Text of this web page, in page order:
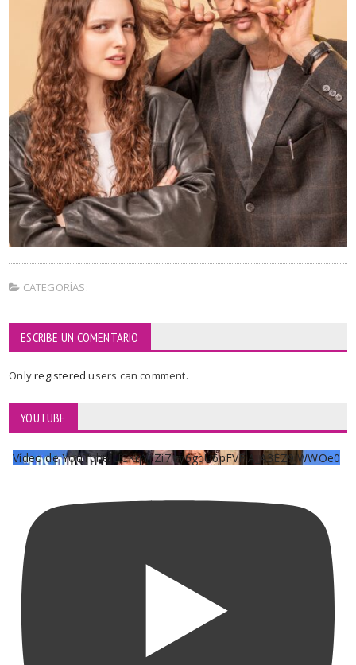
CATEGORÍAS:
ESCRIBE UN COMENTARIO
Onlyregisteredusers can comment.
YOUTUBE
Vídeo de YouTube UCKqYjiZi7lzy6gqU6pFVFiA_A3EZ9JWWOe0